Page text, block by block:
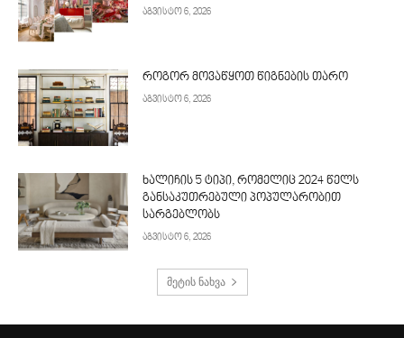
აგვისტო 6, 2026
როგორ მოვაწყოთ წიგნების თარო
აგვისტო 6, 2026
ხალიჩის 5 ტიპი, რომელიც 2024 წელს
განსაკუთრებული პოპულარობით
სარგებლობს
აგვისტო 6, 2026
მეტის ნახვა